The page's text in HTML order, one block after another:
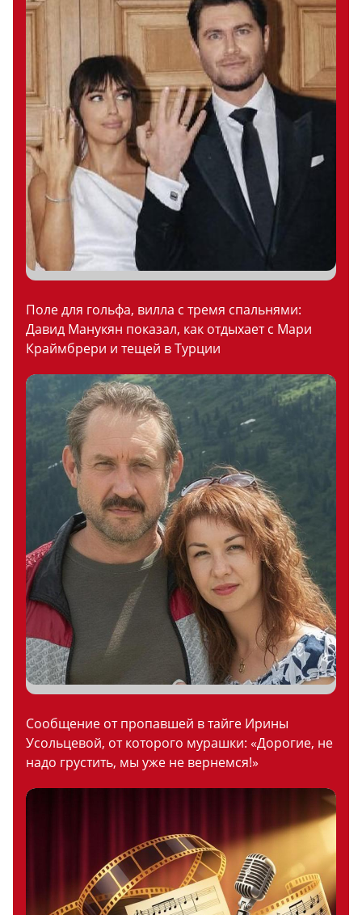
Поле для гольфа, вилла с тремя спальнями:
Давид Манукян показал, как отдыхает с Мари
Краймбрери и тещей в Турции
Сообщение от пропавшей в тайге Ирины
Усольцевой, от которого мурашки: «Дорогие, не
надо грустить, мы уже не вернемся!»